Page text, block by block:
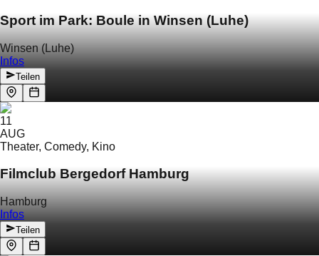
Sport im Park: Boule in Winsen (Luhe)
Winsen (Luhe)
Infos
Teilen
11
AUG
Theater, Comedy, Kino
Filmclub Bergedorf Hamburg
Hamburg
Infos
Teilen